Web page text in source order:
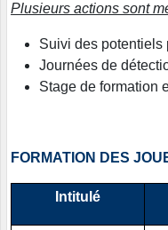
Plusieurs actions sont
Suivi des potentiels
Journées de
Stage de formation
FORMATION DES
Intitulé